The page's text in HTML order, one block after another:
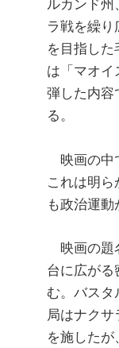
ルカンド
ラ戦を繰
を目指し
は「マオ
弾した内容
る。
映画の中
これは明
も政治運動
映画の題
台に広が
む。バス
局はナク
を施した